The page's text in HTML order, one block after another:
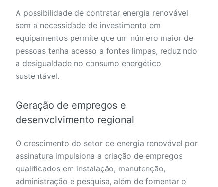
A possibilidade de contratar energia renovável
sem a necessidade de investimento em
equipamentos permite que um número maior de
pessoas tenha acesso a fontes limpas, reduzindo
a desigualdade no consumo energético
sustentável.
Geração de empregos e
desenvolvimento regional
O crescimento do setor de energia renovável por
assinatura impulsiona a criação de empregos
qualificados em instalação, manutenção,
administração e pesquisa, além de fomentar o